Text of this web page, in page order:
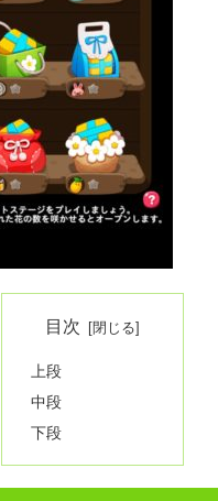
目次
上段
中段
下段